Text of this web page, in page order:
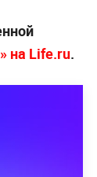
на Life.ru.